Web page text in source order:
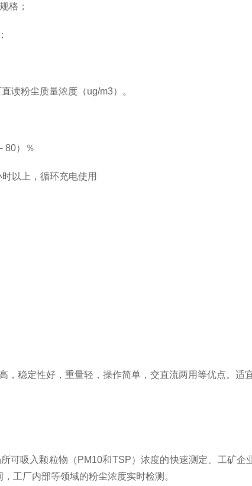
格；
读粉尘质量浓度（ug/m3）。
80）％
以上，循环充电使用
稳定性好，重量轻，操作简单，交直流两用等优点。适
可吸入颗粒物（PM10和TSP）浓度的快速测定、工矿
工厂内部等领域的粉尘浓度实时检测。